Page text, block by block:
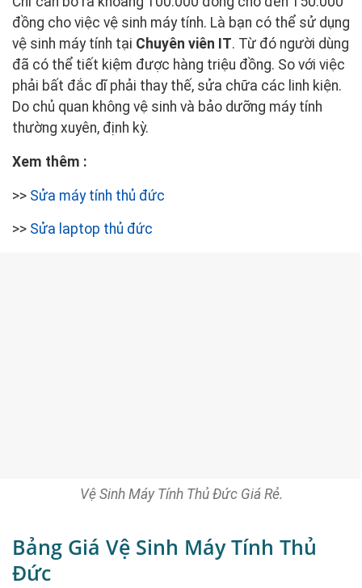
đồng cho việc vệ sinh máy tính. Là bạn có thể sử dụng
vệ sinh máy tính tại Chuyên viên IT. Từ đó người dùng
đã có thể tiết kiệm được hàng triệu đồng. So với việc
phải bất đắc dĩ phải thay thế, sửa chữa các linh kiện.
Do chủ quan không vệ sinh và bảo dưỡng máy tính
thường xuyên, định kỳ.
Xem thêm :
>> Sửa máy tính thủ đức
>> Sửa laptop thủ đức
Vệ Sinh Máy Tính Thủ Đức Giá Rẻ.
Bảng Giá Vệ Sinh Máy Tính Thủ
Đức